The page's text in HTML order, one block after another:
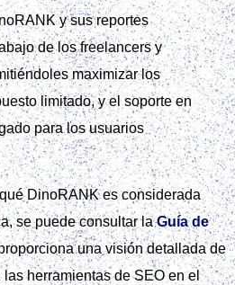
y sus reportes
de los freelancers y
maximizar los
limitado, y el soporte en
para los usuarios
DinoRANK es considerada
se puede consultar laGuía de
una visión detallada de
herramientas de SEO en el